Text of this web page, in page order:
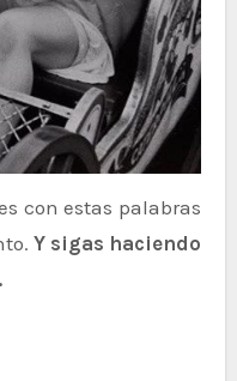
con estas palabras
Y sigas haciendo